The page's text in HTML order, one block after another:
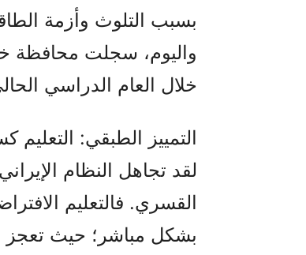
بسبب التلوث وأزمة
خلال العام الدراسي
التمييز الطبقي: التعليم
لقد تجاهل النظام
القسري. فالتعليم
بشكل مباشر؛ حيث تعجز